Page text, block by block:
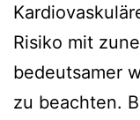
Risiko mit
bedeutsamer
zu beachten.